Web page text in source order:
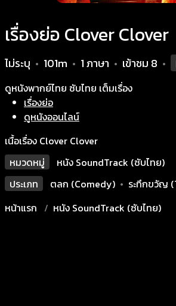
เรื่องย่อ Clover Clover
ไม่ระบุ • 101m • 1 ภาษา • เข้าชม 8 •
ดูหนังพากย์ไทย ซับไทย เต็มเรื่อง
เรื่องย่อ
ดูหนังออนไลน์
เนื้อเรื่อง Clover Clover
หมวดหมู่
หนัง SoundTrack (ซับไทย)
ประเภท
ตลก (Comedy) • ระทึกขวัญ
หน้าแรก
หนัง SoundTrack (ซับไทย)